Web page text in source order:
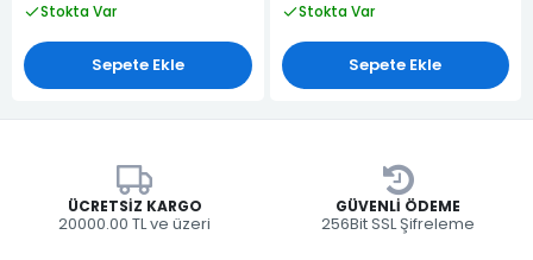
Stokta Var
Sepete Ekle
Stokta Var
Sepete Ekle
ÜCRETSIZ KARGO
20000.00 TL ve üzeri
GÜVENLI ÖDEME
256Bit SSL Şifreleme